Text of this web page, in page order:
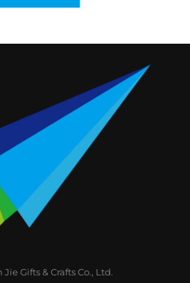
Gifts & Crafts Co., Ltd.